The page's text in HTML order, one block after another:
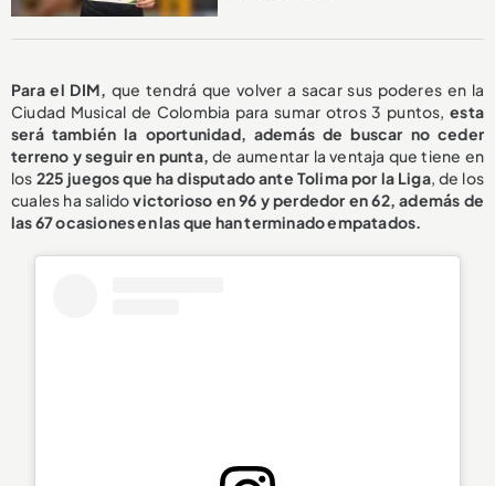
Para el DIM, que tendrá que volver a sacar sus poderes en la
Ciudad Musical de Colombia para sumar otros 3 puntos,esta
será también la oportunidad, además de buscar no ceder
terreno y seguir en punta, de aumentar la ventaja que tiene en
los 225 juegos que ha disputado ante Tolima por la Liga, de los
cuales ha salidovictorioso en 96 y perdedor en 62, además de
las 67 ocasiones en las que han terminado empatados.